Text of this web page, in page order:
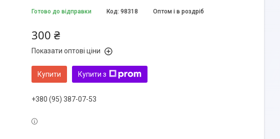
Готово до відправки Оптом і в роздріб
Код: 98318
300 ₴
Показати оптові ціни
Купити Купити з
+380 (95) 387-07-53